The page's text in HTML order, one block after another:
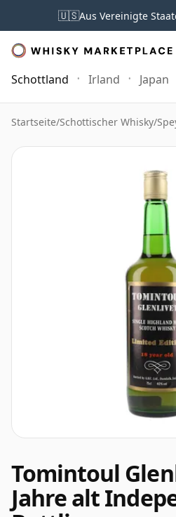
🇺🇸Aus Vereinigte
Schottland Irland Japan
Startseite/Schottischer Whisky/
Tomintoul
Jahre alt